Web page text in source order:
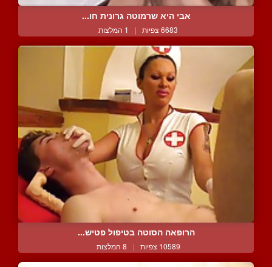
אבי היא שרמוטה גרונית חו...
6683 צפיות | 1 המלצות
הרופאה הסוטה בטיפול פטיש...
10589 צפיות | 8 המלצות